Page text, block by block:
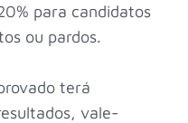
para candidatos
ou pardos.
terá
vale-